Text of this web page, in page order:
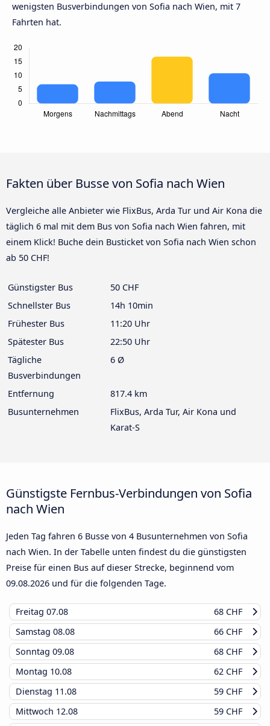
wenigsten Busverbindungen von Sofia nach Wien, mit 7
Fahrten hat.
Fakten über Busse von Sofia nach Wien
Vergleiche alle Anbieter wie FlixBus, Arda Tur und Air Kona die
täglich 6 mal mit dem Bus von Sofia nach Wien fahren, mit
einem Klick! Buche dein Busticket von Sofia nach Wien schon
ab 50 CHF!
Günstigster Bus
50 CHF
Schnellster Bus
14h 10min
Frühester Bus
11:20 Uhr
Spätester Bus
22:50 Uhr
Tägliche
Busverbindungen
6 Ø
Entfernung
817.4 km
Busunternehmen
FlixBus, Arda Tur, Air Kona und
Karat-S
Günstigste Fernbus-Verbindungen von Sofia
nach Wien
Jeden Tag fahren 6 Busse von 4 Busunternehmen von Sofia
nach Wien. In der Tabelle unten findest du die günstigsten
Preise für einen Bus auf dieser Strecke, beginnend vom
09.08.2026 und für die folgenden Tage.
Freitag 07.08
68 CHF
Samstag 08.08
66 CHF
Sonntag 09.08
68 CHF
Montag 10.08
62 CHF
Dienstag 11.08
59 CHF
Mittwoch 12.08
59 CHF